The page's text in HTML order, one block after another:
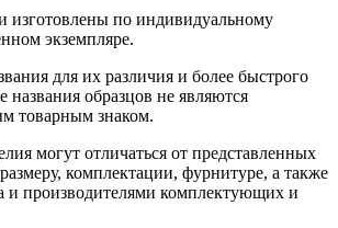
изготовлены по индивидуальному
экземпляре.
для их различия и более быстрого
названия образцов не являются
товарным знаком.
могут отличаться от представленных
комплектации, фурнитуре, а также
и производителями комплектующих и